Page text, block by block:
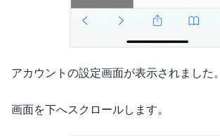
アカウントの設定画面が表示されました。
画面を下へスクロールします。